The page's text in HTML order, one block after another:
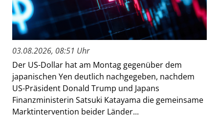
03.08.2026, 08:51 Uhr
Der US-Dollar hat am Montag gegenüber dem
japanischen Yen deutlich nachgegeben, nachdem
US-Präsident Donald Trump und Japans
Finanzministerin Satsuki Katayama die gemeinsame
Marktintervention beider Länder...